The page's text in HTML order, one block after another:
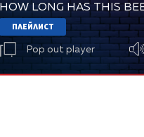
HOW LONG HAS THIS
ПЛЕЙЛИСТ
Pop out player